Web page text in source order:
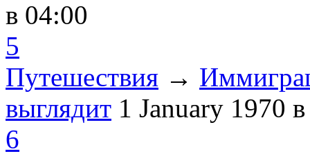
в 04:00
5
Путешествия →
выглядит 1 January 1970
6